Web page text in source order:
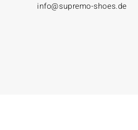
info@supremo-shoes.de